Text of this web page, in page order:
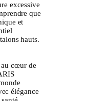
excessive
que
et
hauts.
au cœur de
élégance